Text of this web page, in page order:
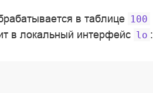
в таблице 100
в локальный интерфейс lo :